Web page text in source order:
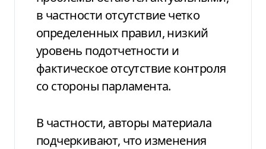
в частности отсутствие четко
определенных правил, низкий
уровень подотчетности и
фактическое отсутствие контроля
со стороны парламента.
В частности, авторы материала
подчеркивают, что изменения